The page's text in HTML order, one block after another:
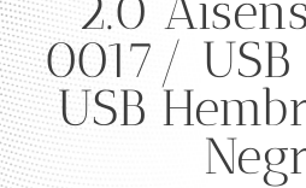
2.0
0017/ USB
USB